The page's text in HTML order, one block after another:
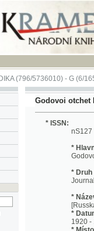
(796/5736010) -G(6/16563) -
Godovoi otchet
* ISSN:
nS127
* Hlavní
* Druh
* Název
* Datum
1920 - 1930
* Místo
[Moravska